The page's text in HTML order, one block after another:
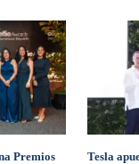
Premios
Tesla